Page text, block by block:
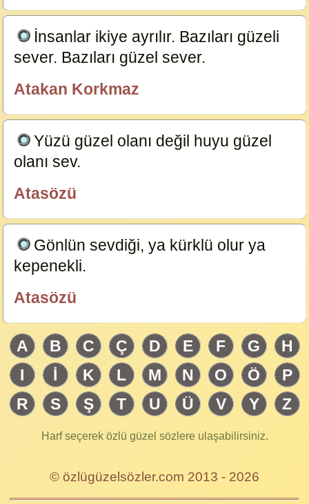
İnsanlar ikiye ayrılır. Bazıları güzeli
sever. Bazıları güzel sever.
Atakan Korkmaz
Yüzü güzel olanı değil huyu güzel
olanı sev.
Atasözü
Gönlün sevdiği, ya kürklü olur ya
kepenekli.
Atasözü
A B C Ç D E F G
H
I
İ K L M N O Ö
P
R
S Ş T U Ü V Y Z
Harf seçerek özlü güzel sözlere ulaşabilirsiniz.
© özlügüzelsözler.com 2013 - 2026